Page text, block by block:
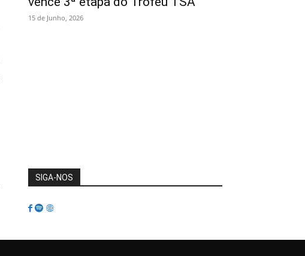
15 de Junho, 2026
SIGA-NOS